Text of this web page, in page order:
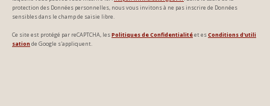
protection des Données personnelles, nous vous invitons à ne pas inscrire de Données
sensibles dans le champ de saisie libre.
Ce site est protégé par reCAPTCHA, lesPolitiques de Confidentialitéet esConditions d'utili
sation de Google s'appliquent.